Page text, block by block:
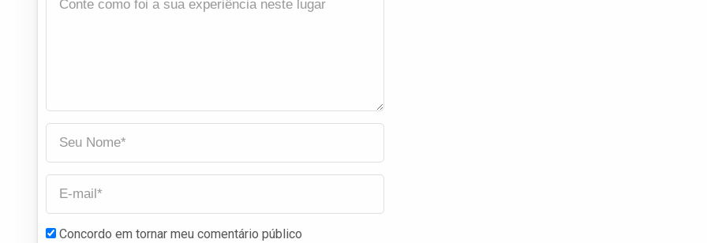
Concordo em tornar meu comentário público